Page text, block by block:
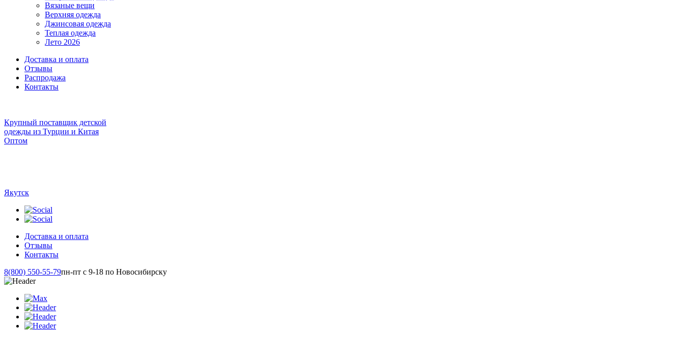
Вязаные вещи
Верхняя одежда
Джинсовая одежда
Теплая одежда
Лето 2026
Доставка и оплата
Отзывы
Распродажа
Контакты
Крупный поставщик детской
одежды из Турции и Китая
Оптом
Якутск
Доставка и оплата
Отзывы
Контакты
8(800) 550-55-79пн-пт с 9-18 по Новосибирску